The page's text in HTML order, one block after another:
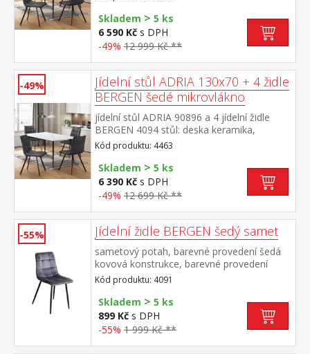
mramoru kovová konstrukce, barevné
provedení černá židle: potah broušená kůže
– imitace mikrovlákno, barevné provedení
antracitová kovová konstrukce, barevné
cm rozměr stolu (š/h/v) 140 × 70 × 75
cm rozměr židle (š/h/v) 45 × 53 × 88 cm
Skladem > 5 ks
6 590 Kč s DPH
-49% 12 999 Kč **
-49%
Jídelní stůl ADRIA 130x70 + 4 židle
BERGEN šedé mikrovlákno
jídelní stůl ADRIA 90896 a 4 jídelní židle
BERGEN 4094 stůl: deska keramika,
barevné provedení imitace
mramoru kovová konstrukce, barevné
provedení černá židle: potah broušená kůže
– imitace mikrovlákno, barevné provedení
antracitová kovová konstrukce, barevné
cm rozměr stolu (š/h/v) 130 × 70 × 75
cm rozměr židle (š/h/v) 45 × 53 × 88 cm
Kód produktu: 4463
Skladem > 5 ks
6 390 Kč s DPH
-49% 12 699 Kč **
-55% Jídelní židle BERGEN šedý samet
sametový potah, barevné provedení šedá
kovová konstrukce, barevné provedení
černá výška sedu 49 cm
Kód produktu: 4091
Skladem > 5 ks
899 Kč s DPH
-55% 1 999 Kč **